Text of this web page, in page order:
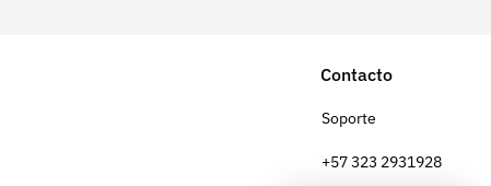
Contacto
Soporte
+57 323 2931928